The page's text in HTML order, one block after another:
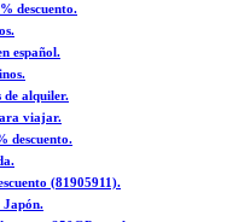
descuento.
español.
de alquiler.
viajar.
descuento.
(81905911).
Japón.